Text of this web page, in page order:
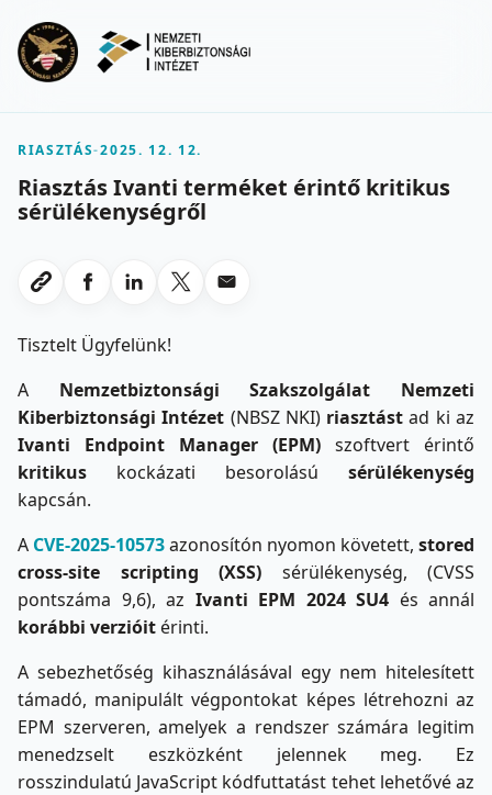
RIASZTÁS-2025. 12. 12.
Riasztás Ivanti terméket érintő kritikus
sérülékenységről
Link masolasa
Megosztas Facebookon
Megosztas LinkedInen
Megosztas X-en
Megosztas emailben
Tisztelt Ügyfelünk!
A Nemzetbiztonsági Szakszolgálat Nemzeti
Kiberbiztonsági Intézet (NBSZ NKI) riasztást ad ki az
Ivanti Endpoint Manager (EPM) szoftvert érintő
kritikus kockázati besorolású sérülékenység
kapcsán.
A CVE-2025-10573azonosítón nyomon követett, stored
cross-site scripting (XSS) sérülékenység, (CVSS
pontszáma 9,6), az Ivanti EPM 2024 SU4 és annál
korábbi verzióit érinti.
A sebezhetőség kihasználásával egy nem hitelesített
támadó, manipulált végpontokat képes létrehozni az
EPM szerveren, amelyek a rendszer számára legitim
menedzselt eszközként jelennek meg. Ez
rosszindulatú JavaScript kódfuttatást tehet lehetővé az